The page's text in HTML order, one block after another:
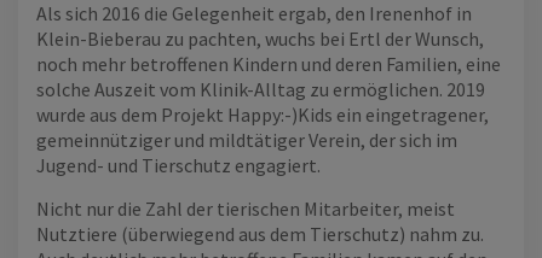
Als sich 2016 die Gelegenheit ergab, den Irenenhof in
Klein-Bieberau zu pachten, wuchs bei Ertl der Wunsch,
noch mehr betroffenen Kindern und deren Familien, eine
solche Auszeit vom Klinik-Alltag zu ermöglichen. 2019
wurde aus dem Projekt Happy:-)Kids ein eingetragener,
gemeinnütziger und mildtätiger Verein, der sich im
Jugend- und Tierschutz engagiert.
Nicht nur die Zahl der tierischen Mitarbeiter, meist
Nutztiere (überwiegend aus dem Tierschutz) nahm zu.